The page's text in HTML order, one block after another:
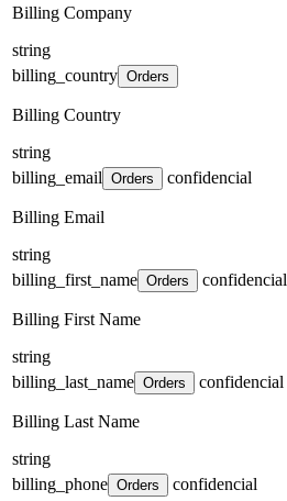
Billing Company
string
billing_country Orders
Billing Country
string
billing_email Orders confidencial
Billing Email
string
billing_first_name Orders confidencial
Billing First Name
string
billing_last_name Orders confidencial
Billing Last Name
string
billing_phone Orders confidencial